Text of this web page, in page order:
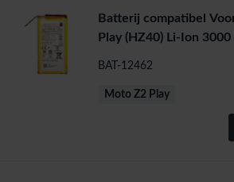
Batterij compatibel
Play (HZ40) Li-Ion 3000
BAT-12462
Moto Z2 Play